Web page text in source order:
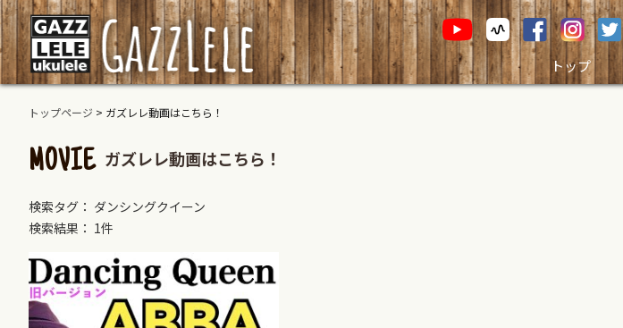
トップ
トップページ > ガズレレ動画はこちら！
MOVIE ガズレレ動画はこちら！
検索タグ： ダンシングクイーン
検索結果： 1件